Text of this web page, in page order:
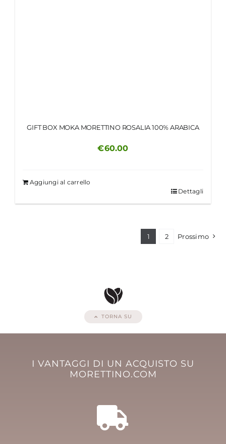
GIFT BOX MOKA MORETTINO ROSALIA 100% ARABICA
€60.00
Aggiungi al carrello
Dettagli
1 2 Prossimo
TORNA SU
I VANTAGGI DI UN ACQUISTO SU
MORETTINO.COM